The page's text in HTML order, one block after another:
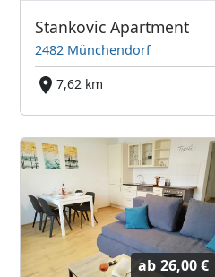
Stankovic Apartment
2482 Münchendorf
7,62 km
ab 26,00 €